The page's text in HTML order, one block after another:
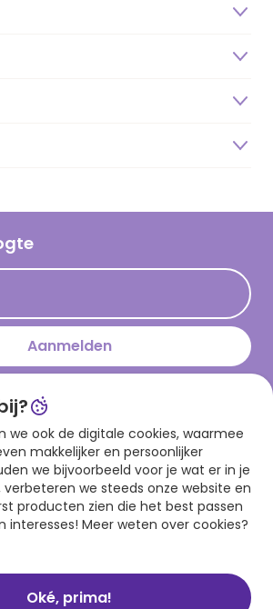
Aanmelden
app
we ook de digitale cookies, waarmee
makkelijker en persoonlijker
we bijvoorbeeld voor je wat er in je
we steeds onze website en
producten zien die het best passen
interesses! Meer weten over cookies?
Oké, prima!